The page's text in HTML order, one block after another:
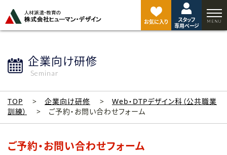
お気に入り
スタッフ
専用ページ
企業向け研修
Seminar
TOP 企業向け研修
Web・DTPデザイン科（公共職業
訓練）
ご予約・お問い合わせフォーム
ご予約・お問い合わせフォーム
ジ
ト